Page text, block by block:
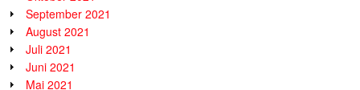
September 2021
August 2021
Juli 2021
Juni 2021
Mai 2021